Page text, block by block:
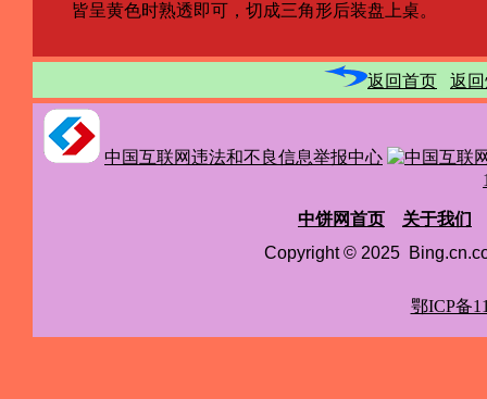
皆呈黄色时熟透即可，切成三角形后装盘上桌。
返回首页 返
中国互联网违法和不良信息举报中心
中饼网首页
关于我们
Copyright © 2025
鄂ICP备